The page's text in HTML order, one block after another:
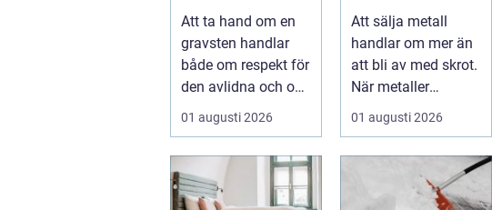
och stenen
håller längre
Att ta hand om en
gravsten handlar
både om respekt för
den avlidna och om
att bevara en viktig
plats...
01 augusti 2026
störst nytta för
miljön
Att sälja metall
handlar om mer än
att bli av med skrot.
När metaller
återvinns sparas
stora mängder...
01 augusti 2026